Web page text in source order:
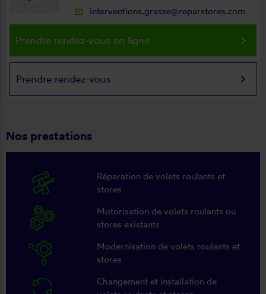
mail_outline interventions.grasse@reparstores.com
Prendre rendez-vous en ligne keyboard_arrow_right
Prendre rendez-vous keyboard_arrow_right
Nos prestations
Réparation de volets roulants et
stores
Motorisation de volets roulants ou
stores existants
Modernisation de volets roulants et
stores
Changement et installation de